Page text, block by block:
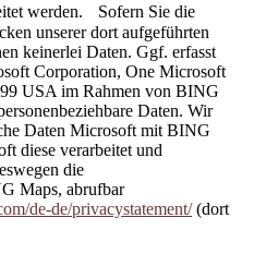
werden. Sofern Sie die
unserer dort aufgeführten
keinerlei Daten. Ggf. erfasst
Corporation, One Microsoft
USA im Rahmen von BING
Daten. Wir
Daten Microsoft mit BING
diese verarbeitet und
die
Maps, abrufbar
de-de/privacystatement/(dort